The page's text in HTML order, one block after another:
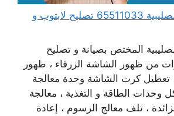
مهندس كمبيوتر الصليبية 65511033 تصليح لابتوب و
المختص بصيانة و تصليح
من ظهور الشاشة الزرقاء ، ظهور
تعطيل كرت الشاشة وحدة معالجة
وحدات الطاقة و التغذية ، معالجة
، تلف معالج الرسوم ، إعادة